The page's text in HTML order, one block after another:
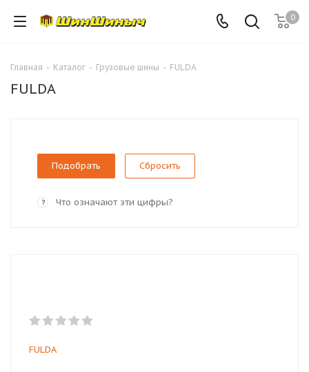
0
Главная - Каталог - Грузовые шины - FULDA
FULDA
Сбросить
? Что означают эти цифры?
FULDA